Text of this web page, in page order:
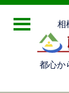
相
都心か